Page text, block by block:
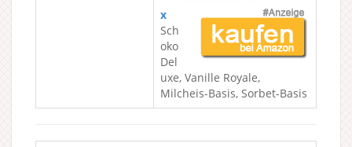
x
Sch
oko
Del
uxe, Vanille Royale,
Milcheis-Basis, Sorbet-Basis